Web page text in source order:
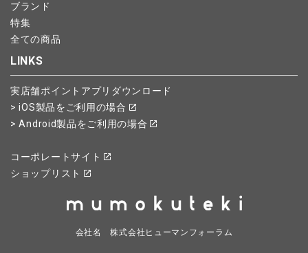
ブランド
特集
全ての商品
LINKS
実店舗ポイントアプリダウンロード
> iOS製品をご利用の場合
> Android製品をご利用の場合
コーポレートサイト
ショップリスト
会社名 株式会社ヒューマンフォーラム